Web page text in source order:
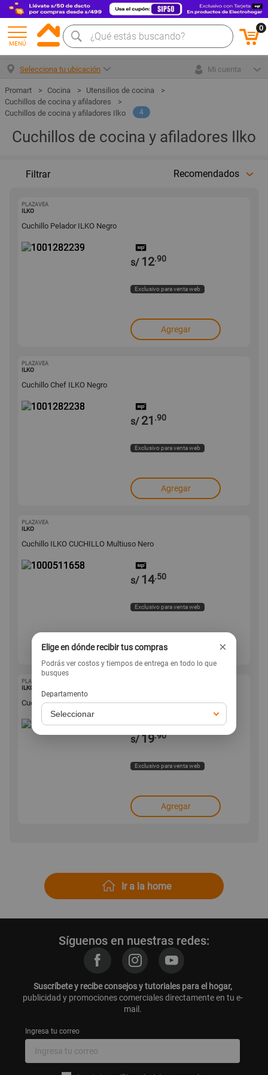
MENÚ
0
Selecciona tu ubicación Mi cuenta
Cocina
Utensilios de cocina
Cuchillos de cocina y afiladores
Cuchillos de cocina y afiladores Ilko
4
Cuchillos de cocina y afiladores Ilko
Filtrar Recomendados
PLAZAVEA
ILKO
Cuchillo Pelador ILKO Negro
s/ 12.90
Exclusivo para venta web
Agregar
PLAZAVEA
ILKO
Cuchillo Chef ILKO Negro
s/ 21 .90
Exclusivo para venta web
Agregar
PLAZAVEA
ILKO
Cuchillo ILKO CUCHILLO Multiuso Nero
s/ 14.50
Exclusivo para venta web
Agregar
PLAZAVEA
ILKO
Cuchillo ILKO CUCHILLO Santoku Nero
s/19.90
Exclusivo para venta web
Agregar
Ir a la home
Síguenos en nuestras redes:
Suscríbete y recibe consejos y tutoriales para el hogar,
publicidad y promociones comerciales directamente en tu e-
mail.
Ingresa tu correo
Elige en dónde recibir tus compras ×
Podrás ver costos y tiempos de entrega en todo lo que
busques
Departamento